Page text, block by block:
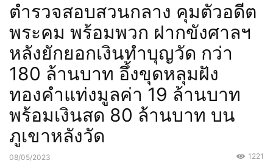
ตำรวจสอบสวนกลาง คุมตัวอดีต
พระคม พร้อมพวก ฝากขังศาลฯ
หลังยักยอกเงินทำบุญวัด กว่า
180 ล้านบาท อึ้งขุดหลุมฝัง
ทองคำแท่งมูลค่า 19 ล้านบาท
พร้อมเงินสด 80 ล้านบาท บน
ภูเขาหลังวัด
08/05/2023 1221